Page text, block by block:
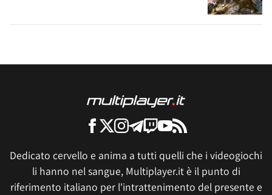
Dedicato cervello e anima a tutti quelli che i videogiochi
li hanno nel sangue, Multiplayer.it è il punto di
riferimento italiano per l'intrattenimento del presente e